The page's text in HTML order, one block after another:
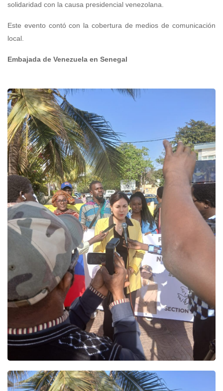
solidaridad con la causa presidencial venezolana.
Este evento contó con la cobertura de medios de comunicación
local.
Embajada de Venezuela en Senegal